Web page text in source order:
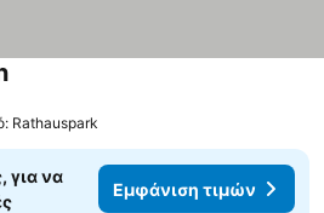
Rathauspark
για να
Εμφάνιση τιμών